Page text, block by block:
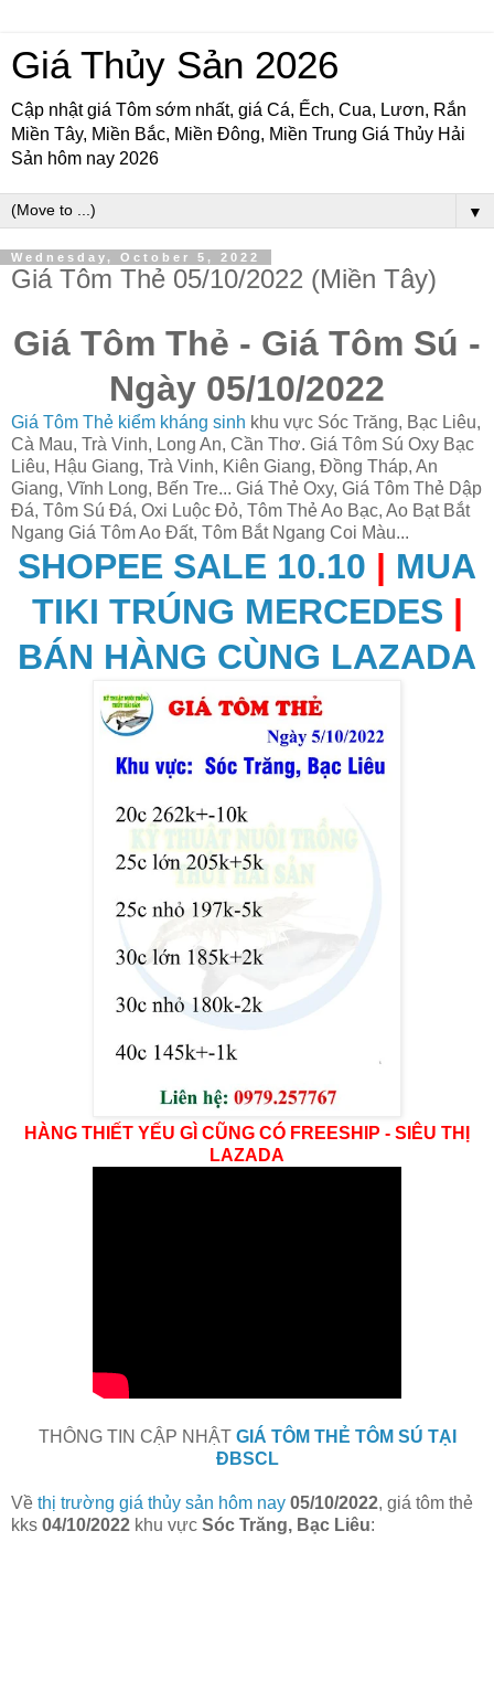
Giá Thủy Sản 2026
Cập nhật giá Tôm sớm nhất, giá Cá, Ếch, Cua, Lươn, Rắn
Miền Tây, Miền Bắc, Miền Đông, Miền Trung Giá Thủy Hải
Sản hôm nay 2026
▼
Wednesday, October 5, 2022
Giá Tôm Thẻ 05/10/2022 (Miền Tây)
Giá Tôm Thẻ - Giá Tôm Sú -
Ngày 05/10/2022
Giá Tôm Thẻ kiểm kháng sinh khu vực Sóc Trăng, Bạc Liêu,
Cà Mau, Trà Vinh, Long An, Cần Thơ. Giá Tôm Sú Oxy Bạc
Liêu, Hậu Giang, Trà Vinh, Kiên Giang, Đồng Tháp, An
Giang, Vĩnh Long, Bến Tre... Giá Thẻ Oxy, Giá Tôm Thẻ Dập
Đá, Tôm Sú Đá, Oxi Luộc Đỏ, Tôm Thẻ Ao Bạc, Ao Bạt Bắt
Ngang Giá Tôm Ao Đất, Tôm Bắt Ngang Coi Màu...
SHOPEE SALE 10.10 | MUA
TIKI TRÚNG MERCEDES |
BÁN HÀNG CÙNG LAZADA
HÀNG THIẾT YẾU GÌ CŨNG CÓ FREESHIP - SIÊU THỊ
LAZADA
THÔNG TIN CẬP NHẬT GIÁ TÔM THẺ TÔM SÚ TẠI
ĐBSCL
Về thị trường giá thủy sản hôm nay 05/10/2022, giá tôm thẻ
kks 04/10/2022 khu vực Sóc Trăng, Bạc Liêu: